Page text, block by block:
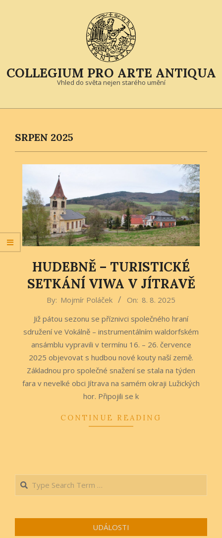
COLLEGIUM PRO ARTE ANTIQUA
Vhled do světa nejen starého umění
Primary
MenuSRPEN 2025
HUDEBNĚ – TURISTICKÉ
SETKÁNÍ VIWA V JÍTRAVĚ
By: Mojmír Poláček On: 8. 8. 2025
Již pátou sezonu se příznivci společného hraní
sdružení ve Vokálně – instrumentálním waldorfském
ansámblu vypravili v termínu 16. – 26. července
2025 objevovat s hudbou nové kouty naší země.
Základnou pro společné snažení se stala na týden
fara v nevelké obci Jítrava na samém okraji Lužických
hor. Připojili se k
CONTINUE READING
Search
UDÁLOSTI